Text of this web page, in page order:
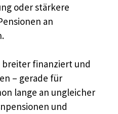
oder stärkere
an
breiter finanziert und
– gerade für
lange an ungleicher
und